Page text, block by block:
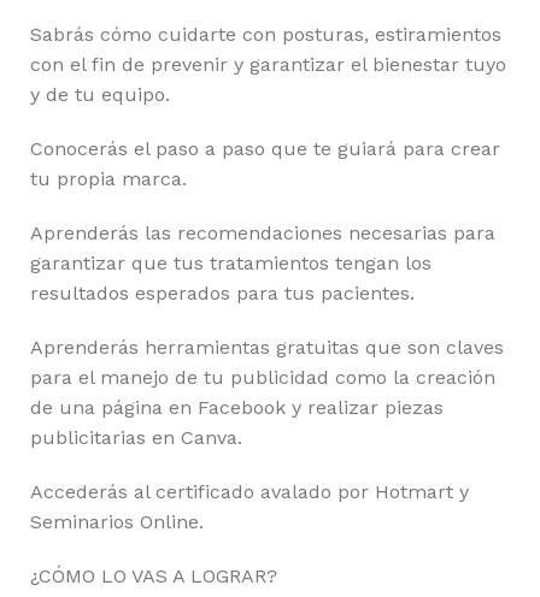
Sabrás cómo cuidarte con posturas, estiramientos
con el fin de prevenir y garantizar el bienestar tuyo
y de tu equipo.
Conocerás el paso a paso que te guiará para crear
tu propia marca.
Aprenderás las recomendaciones necesarias para
garantizar que tus tratamientos tengan los
resultados esperados para tus pacientes.
Aprenderás herramientas gratuitas que son claves
para el manejo de tu publicidad como la creación
de una página en Facebook y realizar piezas
publicitarias en Canva.
Accederás al certificado avalado por Hotmart y
Seminarios Online.
¿CÓMO LO VAS A LOGRAR?